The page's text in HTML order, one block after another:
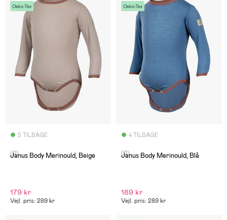
Oeko-Tex
5 TILBAGE
(0)
Janus Body Merinould, Beige
179 kr
Vejl. pris: 289 kr
Oeko-Tex
4 TILBAGE
(0)
Janus Body Merinould, Blå
189 kr
Vejl. pris: 289 kr